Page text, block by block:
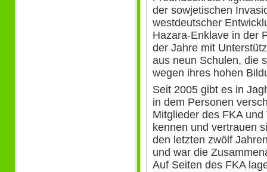
der sowjetischen
westdeutscher
Hazara-Enklave in der
der Jahre mit
aus neun Schulen, die
wegen ihres hohen
Seit 2005 gibt es in
in dem Personen
Mitglieder des FKA
kennen und vertrauen
den letzten zwölf
und war die
Auf Seiten des FKA